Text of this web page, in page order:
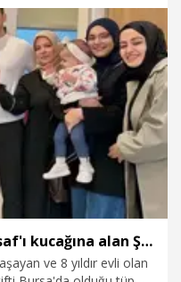
“Gebelik kaybı ya da dış
için gerekli süreyi
bir gerekçe olarak
bekleme süreleri
hale gelebilir” dedi.
'Altın yumurta' ile Ömer Asaf'ı kucağına alan Şeydanur'un ilk Anneler Günü
ve 8 yıldır evli olan